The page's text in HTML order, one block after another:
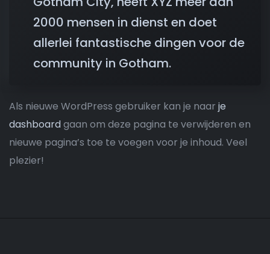
2000 mensen in dienst en doet
allerlei fantastische dingen voor de
community in Gotham.
Als nieuwe WordPress gebruiker kan je naar je
dashboardgaan om deze pagina te verwijderen en
nieuwe pagina’s toe te voegen voor je inhoud. Veel
plezier!